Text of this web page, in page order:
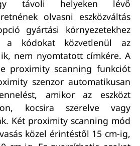
távoli helyeken lévő
olvasni eszközváltás
gyártási környezetekhez
a kódokat közvetlenül az
nem nyomtatott címkére. A
proximity scanning funkciót
szenzor automatikusan
amikor az eszközt
kocsira szerelve vagy
Két proximity scanning mód
közel érintéstől 15 cm-ig,